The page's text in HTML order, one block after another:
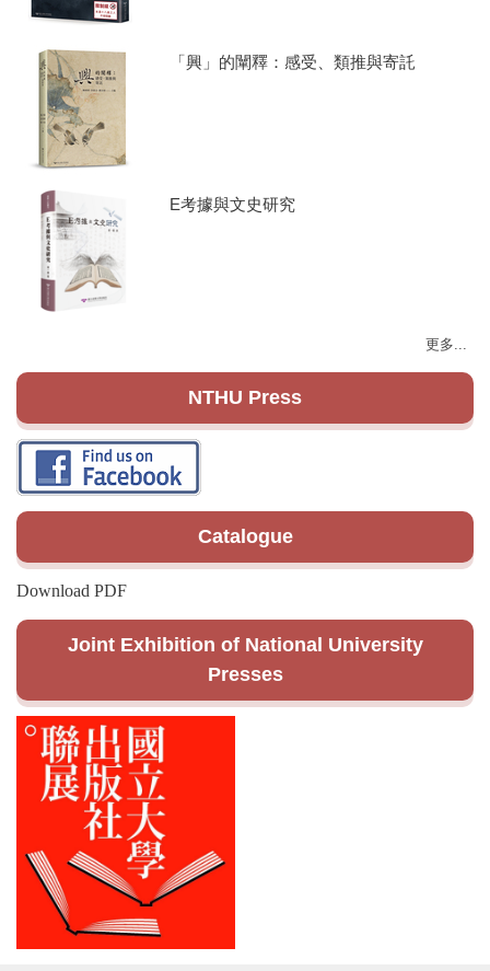
「興」的闡釋：感受、類推與寄託
E考據與文史研究
更多...
NTHU Press
Catalogue
Download PDF
Joint Exhibition of National University
Presses